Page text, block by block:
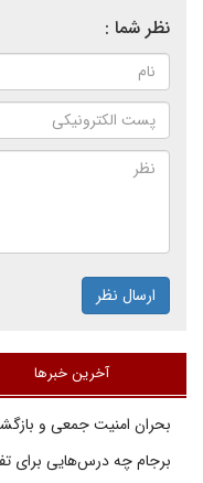
نظر شما :
ارسال نظر
آخرین خبرها
بحران امنیت جمعی و
برجام چه درس‌هایی برای